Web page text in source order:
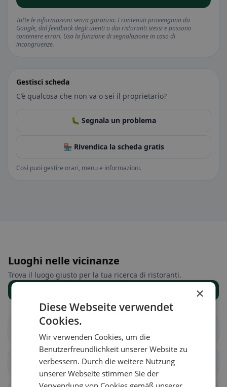
Tutte le informazioni senza garanzia. I contenuti provengono da
Google, dal feedback degli utenti o dai ristoranti stessi e possono
contenere errori. Usa la funzione di segnalazione in caso di
incongruenze.
Gestisci scheda
C’è qualcosa che non va o sei il proprietario?
🐛 Segnala un problema
🏪 Rivendica la scheda gratis
Così puoi gestire orari, menu e informazioni.
Luoghi nelle vicinanze
Trova il luogo giusto per la tua ricerca di ristoranti.
La Chaux-de-Fonds Les Planchettes
×
Diese Webseite verwendet
Cookies.
Wir verwenden Cookies, um die
Benutzerfreundlichkeit unserer Website zu
verbessern. Durch die weitere Nutzung
unserer Webseite stimmen Sie der